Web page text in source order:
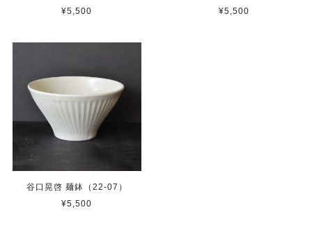
¥5,500
¥5,500
谷口晃啓 麺鉢（22-07）
¥5,500